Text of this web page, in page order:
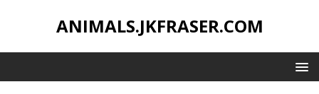
ANIMALS.JKFRASER.COM